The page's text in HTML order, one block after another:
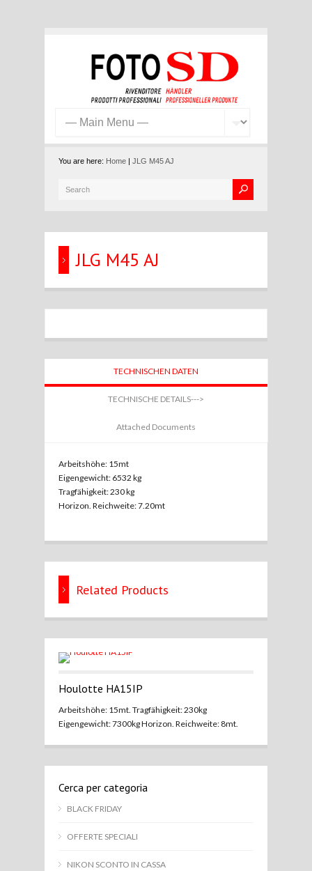
You are here: Home JLG M45 AJ
JLG M45 AJ
TECHNISCHEN DATEN
TECHNISCHE DETAILS--->
Attached Documents
Arbeitshöhe: 15mt
Eigengewicht: 6532 kg
Tragfähigkeit: 230 kg
Horizon. Reichweite: 7.20mt
Related Products
Houlotte HA15IP
Arbeitshöhe: 15mt. Tragfähigkeit: 230kg
Eigengewicht: 7300kg Horizon. Reichweite: 8mt.
Cerca per categoria
BLACK FRIDAY
OFFERTE SPECIALI
NIKON SCONTO IN CASSA